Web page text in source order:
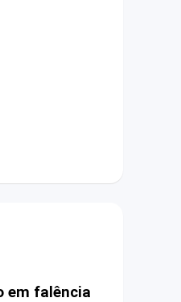
em falência